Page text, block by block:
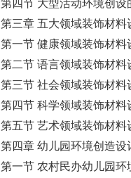
第四节 大型活动环境创设
第三章 五大领域装饰材料
第一节 健康领域装饰材料
第二节 语言领域装饰材料
第三节 社会领域装饰材料
第四节 科学领域装饰材料
第五节 艺术领域装饰材料
第四章 幼儿园环境创造设
第一节 农村民办幼儿园环